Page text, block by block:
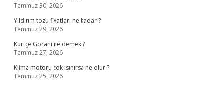
Temmuz 30, 2026
Yıldırım tozu fiyatları ne kadar ?
Temmuz 29, 2026
Kürtçe Gorani ne demek ?
Temmuz 27, 2026
Klima motoru çok ısınırsa ne olur ?
Temmuz 25, 2026